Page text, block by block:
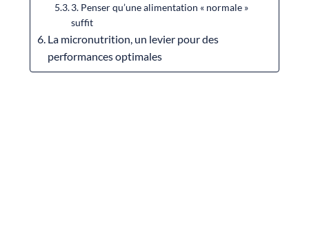
3. Penser qu’une alimentation « normale »
suffit
La micronutrition, un levier pour des
performances optimales